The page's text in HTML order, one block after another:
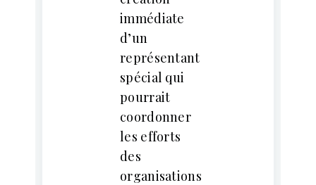
immédiate
d’un
représentant
spécial qui
pourrait
coordonner
les efforts
des
organisations